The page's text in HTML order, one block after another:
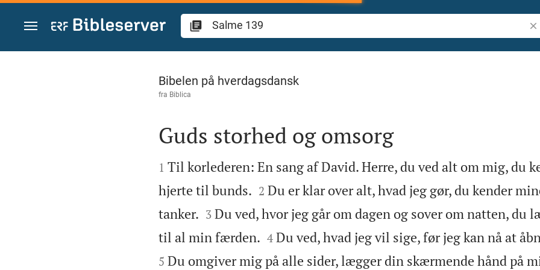
Gå til indhold
Salme 139
Bibelen på hverdagsdansk
fra Biblica

Guds storhed og omsorg

1 Til korlederen: En sang af David. Herre, du ved alt om mig, du
hjerte til bunds.
2 Du er klar over alt, hvad jeg gør, du kender
tanker.
3 Du ved, hvor jeg går om dagen og sover om natten, du
til al min færden.
4 Du ved, hvad jeg vil sige, før jeg kan nå at
5 Du omgiver mig på alle sider, lægger din skærmende hånd på